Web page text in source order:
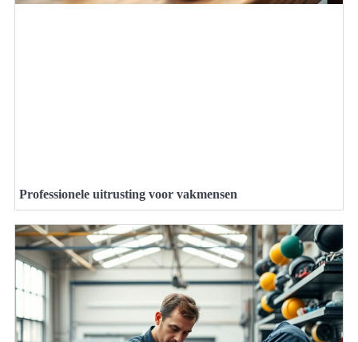
Professionele uitrusting voor vakmensen